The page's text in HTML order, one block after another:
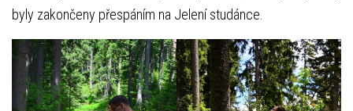
byly zakončeny přespáním na Jelení studánce.